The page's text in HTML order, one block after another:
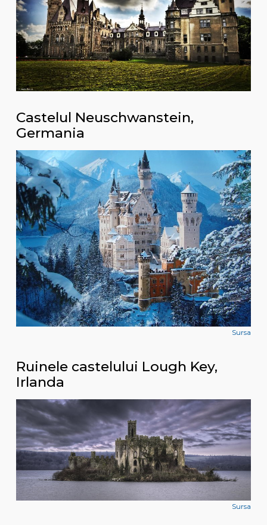
Castelul Neuschwanstein,
Germania
Sursa
Ruinele castelului Lough Key,
Irlanda
Sursa